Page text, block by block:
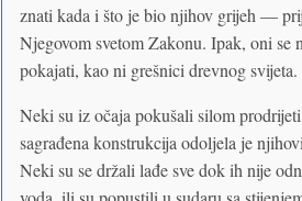
znati kada i što je bio njihov grijeh —
Njegovom svetom Zakonu. Ipak, oni se
pokajati, kao ni grešnici drevnog svijeta.
Neki su iz očaja pokušali silom
sagrađena konstrukcija odoljela je
Neki su se držali lađe sve dok ih nije